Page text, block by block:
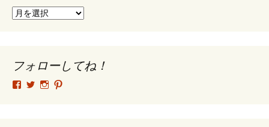
ア
ブ
フォローしてね！
tsutomu.hattori.33
SottakuninMoai
tsutomu.hattori.33